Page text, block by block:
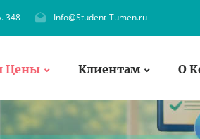
348 Info@Student-Tumen.ru
Цены Клиентам О